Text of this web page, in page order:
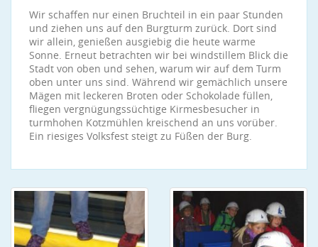
Wir schaffen nur einen Bruchteil in ein paar Stunden
und ziehen uns auf den Burgturm zurück. Dort sind
wir allein, genießen ausgiebig die heute warme
Sonne. Erneut betrachten wir bei windstillem Blick die
Stadt von oben und sehen, warum wir auf dem Turm
oben unter uns sind. Während wir gemächlich unsere
Mägen mit leckeren Broten oder Schokolade füllen,
fliegen vergnügungssüchtige Kirmesbesucher in
turmhohen Kotzmühlen kreischend an uns vorüber.
Ein riesiges Volksfest steigt zu Füßen der Burg.